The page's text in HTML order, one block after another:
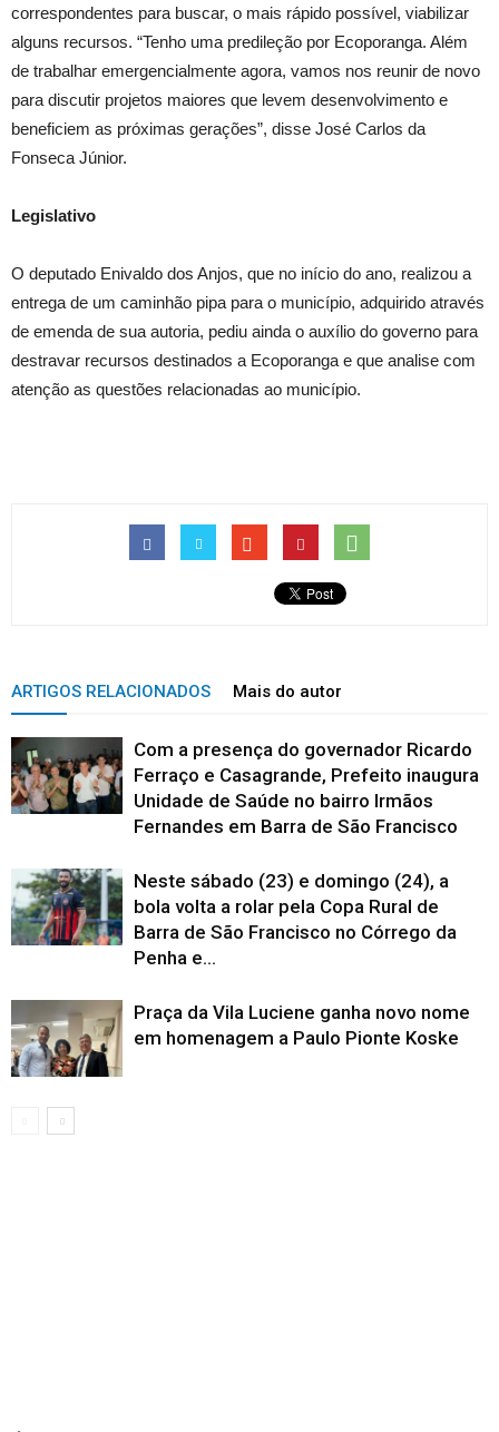
correspondentes para buscar, o mais rápido possível, viabilizar
alguns recursos. “Tenho uma predileção por Ecoporanga. Além
de trabalhar emergencialmente agora, vamos nos reunir de novo
para discutir projetos maiores que levem desenvolvimento e
beneficiem as próximas gerações”, disse José Carlos da
Fonseca Júnior.
Legislativo
O deputado Enivaldo dos Anjos, que no início do ano, realizou a
entrega de um caminhão pipa para o município, adquirido através
de emenda de sua autoria, pediu ainda o auxílio do governo para
destravar recursos destinados a Ecoporanga e que analise com
atenção as questões relacionadas ao município.
ARTIGOS RELACIONADOS Mais do autor
Com a presença do governador Ricardo
Ferraço e Casagrande, Prefeito inaugura
Unidade de Saúde no bairro Irmãos
Fernandes em Barra de São Francisco
Neste sábado (23) e domingo (24), a
bola volta a rolar pela Copa Rural de
Barra de São Francisco no Córrego da
Penha e...
Praça da Vila Luciene ganha novo nome
em homenagem a Paulo Pionte Koske